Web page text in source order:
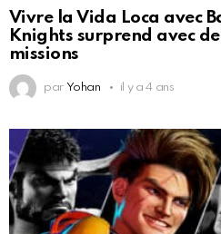
Vivre la Vida Loca avec
Knights surprend avec
missions
par Yohan il y a 4 ans